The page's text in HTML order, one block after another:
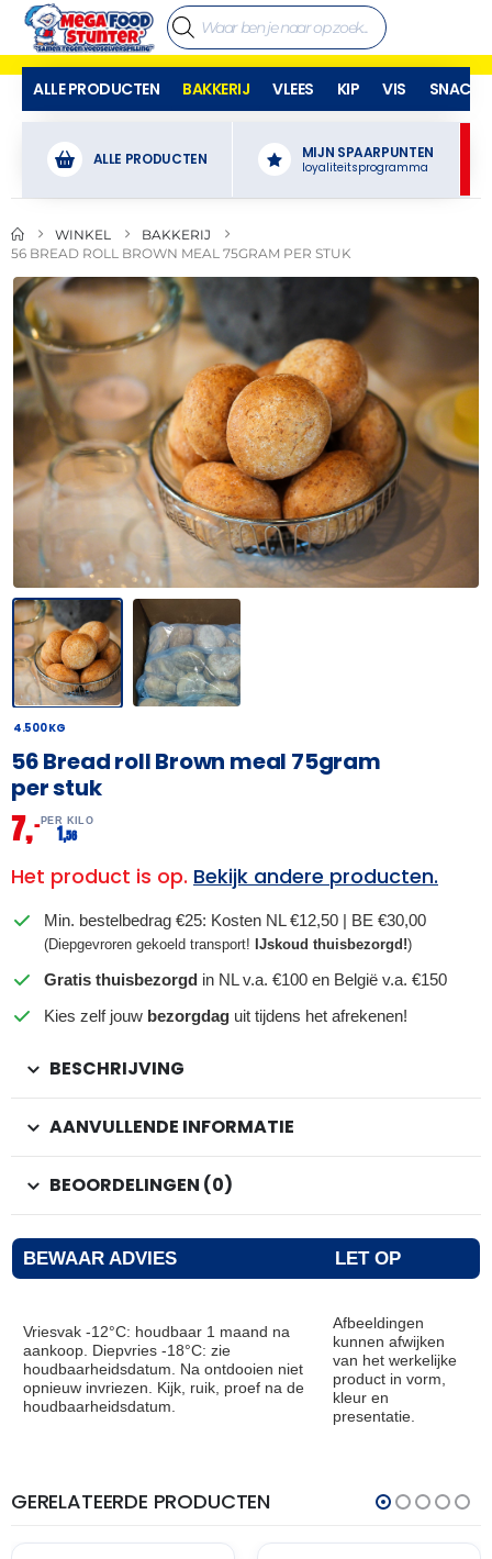
ALLE PRODUCTEN BAKKERIJ VLEES KIP VIS SNACKS
ALLE PRODUCTEN MIJN SPAARPUNTEN
loyaliteitsprogramma
WINKEL
BAKKERIJ
56 BREAD ROLL BROWN MEAL 75GRAM PER STUK
4.500 KG
56 Bread roll Brown meal 75gram
per stuk
7,– PER KILO
1,56
Het product is op. Bekijk andere producten.
Min. bestelbedrag €25: Kosten NL €12,50 | BE €30,00
(Diepgevroren gekoeld transport! IJskoud thuisbezorgd!)
Gratis thuisbezorgd in NL v.a. €100 en België v.a. €150
Kies zelf jouw bezorgdag uit tijdens het afrekenen!
BESCHRIJVING
AANVULLENDE INFORMATIE
BEOORDELINGEN (0)
BEWAAR ADVIES LET OP
Vriesvak -12°C: houdbaar 1 maand na
aankoop. Diepvries -18°C: zie
houdbaarheidsdatum. Na ontdooien niet
opnieuw invriezen. Kijk, ruik, proef na de
houdbaarheidsdatum.
Afbeeldingen
kunnen afwijken
van het werkelijke
product in vorm,
kleur en
presentatie.
GERELATEERDE PRODUCTEN
THT:
28-